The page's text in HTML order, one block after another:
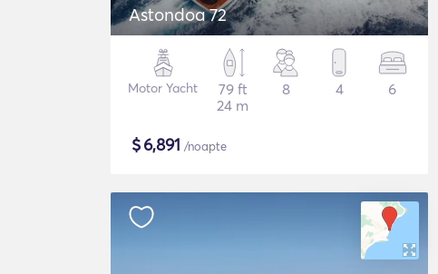
Astondoa 72
Motor Yacht
79 ft
24 m
8 4 6
$6,891 /noapte